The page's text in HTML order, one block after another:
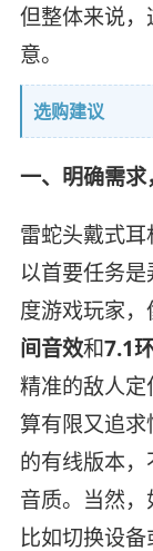
但整体来说
意。
选购建议
一、明确需
雷蛇头戴式
以首要任务
度游戏玩家，
间音效和7.1
精准的敌人
算有限又追
的有线版本
音质。当然，
比如切换设